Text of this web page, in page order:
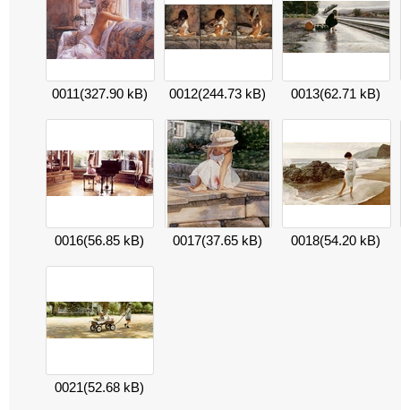
0011(327.90 kB) 0012(244.73 kB) 0013(62.71 kB)
0016(56.85 kB) 0017(37.65 kB) 0018(54.20 kB)
0021(52.68 kB)